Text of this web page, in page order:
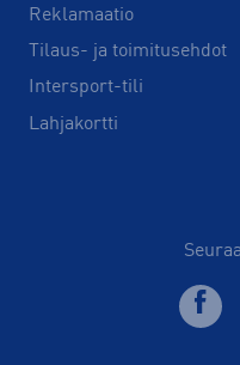
Reklamaatio
Tilaus- ja toimitusehdot
Intersport-tili
Lahjakortti